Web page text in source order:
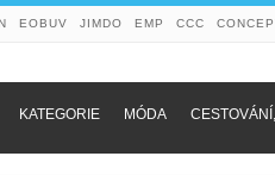
EOBUV JIMDO EMP CCC
KATEGORIE MÓDA